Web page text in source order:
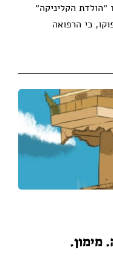
״הולדת הקליניקה״
כי הרפואה
מימון.